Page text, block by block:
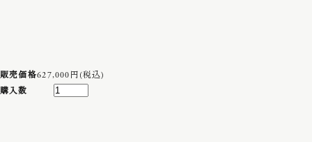
販売価格627,000円(税込)
購入数